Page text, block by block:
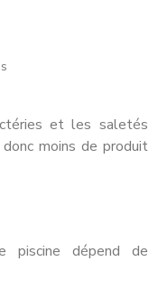
et les saletés
moins de produit
piscine dépend de